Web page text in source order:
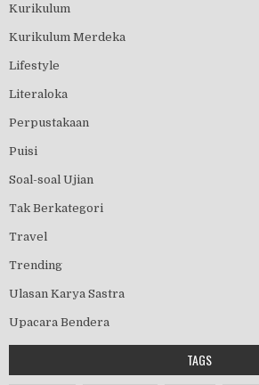
Kurikulum
Kurikulum Merdeka
Lifestyle
Literaloka
Perpustakaan
Puisi
Soal-soal Ujian
Tak Berkategori
Travel
Trending
Ulasan Karya Sastra
Upacara Bendera
TAGS